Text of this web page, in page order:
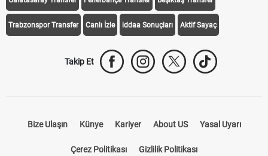
Trabzonspor Transfer Canlı İzle iddaa Sonuçları Aktif Sayaç
Takip Et
Bize Ulaşın Künye Kariyer About US Yasal Uyarı
Çerez Politikası Gizlilik Politikası